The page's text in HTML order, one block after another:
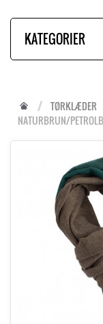
KATEGORIER
TØRKLÆDER
NATURBRUN/